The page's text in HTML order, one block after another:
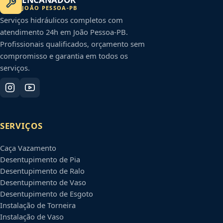
JOÃO PESSOA -PB
Serviços hidráulicos completos com
atendimento 24h em João Pessoa-PB.
Profissionais qualificados, orçamento sem
compromisso e garantia em todos os
serviços.
SERVIÇOS
Caça Vazamento
Desentupimento de Pia
Desentupimento de Ralo
Desentupimento de Vaso
Desentupimento de Esgoto
Instalação de Torneira
Instalação de Vaso